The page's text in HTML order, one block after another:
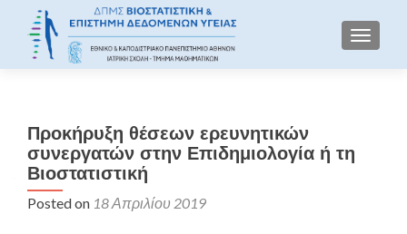
Προκήρυξη θέσεων ερευνητικών
συνεργατών στην Επιδημιολογία ή τη
Βιοστατιστική
Posted on 18 Απριλίου 2019